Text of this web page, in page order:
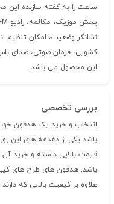
ساعت را به گفته سازنده این
نشانگر وضعیت، امکان تنظیم
این محصول می باشد.
بررسی تخصصی
انتخاب و خرید یک هدفون
باشد یکی از دغدغه های این
قیمت بالایی داشته و خرید
باشد. هدفون های طرح های کپی
علاوه بر کیفیت بالایی که